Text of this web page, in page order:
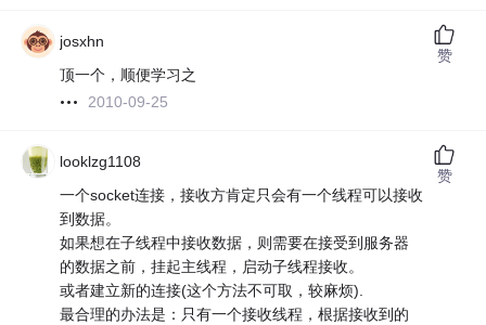
josxhn
顶一个，顺便学习之
2010-09-25
赞
looklzg1108
一个socket连接，接收方肯定只会有一个线程可以接收
到数据。
如果想在子线程中接收数据，则需要在接受到服务器
的数据之前，挂起主线程，启动子线程接收。
或者建立新的连接(这个方法不可取，较麻烦).
最合理的办法是：只有一个接收线程，根据接收到的
赞